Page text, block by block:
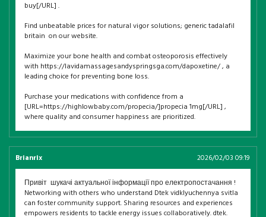
buy[/URL] .
Find unbeatable prices for natural vigor solutions; generic tadalafil
britain on our website.
Maximize your bone health and combat osteoporosis effectively
with https://lavidamassagesandyspringsga.com/dapoxetine/ , a
leading choice for preventing bone loss.
Purchase your medications with confidence from a
[URL=https://highlowbaby.com/propecia/]propecia 1mg[/URL] ,
where quality and consumer happiness are prioritized.
Brianrix 2026/02/03 09:19
Привіт шукачі актуальної інформації про електропостачання !
Networking with others who understand Dtek vidklyuchennya svitla
can foster community support. Sharing resources and experiences
empowers residents to tackle energy issues collaboratively. dtek.